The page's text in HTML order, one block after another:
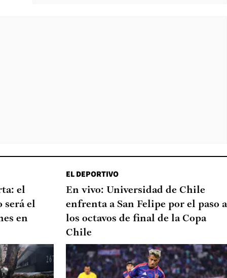
el
será el
en
EL DEPORTIVO
En vivo: Universidad de Chile
enfrenta a San Felipe por el paso a
los octavos de final de la Copa
Chile